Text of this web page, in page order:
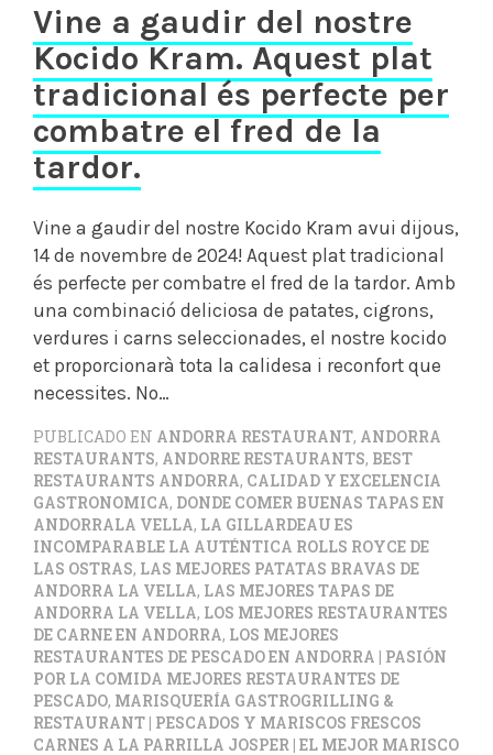
Vine a gaudir del nostre
Kocido Kram. Aquest plat
tradicional és perfecte per
combatre el fred de la
tardor.
Vine a gaudir del nostre Kocido Kram avui dijous,
14 de novembre de 2024! Aquest plat tradicional
és perfecte per combatre el fred de la tardor. Amb
una combinació deliciosa de patates, cigrons,
verdures i carns seleccionades, el nostre kocido
et proporcionarà tota la calidesa i reconfort que
necessites. No…
PUBLICADO EN ANDORRA RESTAURANT, ANDORRA
RESTAURANTS, ANDORRE RESTAURANTS, BEST
RESTAURANTS ANDORRA, CALIDAD Y EXCELENCIA
GASTRONOMICA, DONDE COMER BUENAS TAPAS EN
ANDORRALA VELLA, LA GILLARDEAU ES
INCOMPARABLE LA AUTÉNTICA ROLLS ROYCE DE
LAS OSTRAS, LAS MEJORES PATATAS BRAVAS DE
ANDORRA LA VELLA, LAS MEJORES TAPAS DE
ANDORRA LA VELLA, LOS MEJORES RESTAURANTES
DE CARNE EN ANDORRA, LOS MEJORES
RESTAURANTES DE PESCADO EN ANDORRA | PASIÓN
POR LA COMIDA MEJORES RESTAURANTES DE
PESCADO, MARISQUERÍA GASTROGRILLING &
RESTAURANT | PESCADOS Y MARISCOS FRESCOS
CARNES A LA PARRILLA JOSPER | EL MEJOR MARISCO